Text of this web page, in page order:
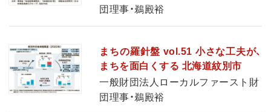
団理事・鵜殿裕
まちの羅針盤 vol.51 小さな工夫が、
まちを面白くする 北海道紋別市
一般財団法人ローカルファースト財
団理事・鵜殿裕